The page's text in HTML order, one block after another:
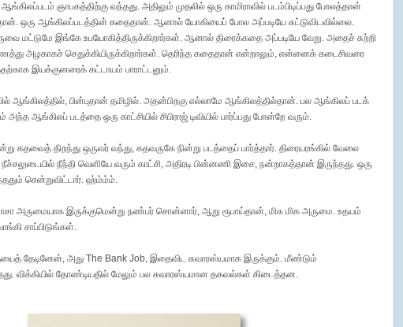
ஞாபகத்திற்கு வந்தது. அதிலும் முதலில் ஒரு காமிராவில் படம்பிடிப்பது போலத்தான்
ஒரு ஆங்கிலப்படத்தின் கதைதான். ஆனால் யோகியைப் போல அப்படியே சுட்டுவிடவில்லை.
மட்டுமே இங்கே உபயோகித்திருக்கிறார்கள். ஆனால் திரைக்கதை அப்படியே வேறு. அதைச் சுற்றி
அழகாகச் செதுக்கியிருக்கிறார்கள். தெரிந்த கதைதான் என்றாலும், என்னைக் கடைசிவரை
இயக்குனரைக் கட்டாயம் பாராட்டனும்.
ஆங்கிலத்தில், பின்புதான் தமிழில். அதன்பிறகு எல்லாமே ஆங்கிலத்தில்தான். பல ஆங்கிலப் படக்
ஆங்கிலப் படத்தை ஒரு காட்சியில் சிபிராஜ் டிவியில் பார்ப்பது போன்றே வரும்.
கதவைத் திறந்து ஒருவர் வந்து, கதவருகே நின்று படத்தைப் பார்த்தார். திரையரங்கில் வேலை
நீந்தி வெளியே வரும் காட்சி, அதிரடி பின்னணி இசை, நன்றாகத்தான் இருந்தது. ஒரு
சென்றுவிட்டார். ஹ்ம்ம்ம்.
அருமையாக இருக்குமென்று நண்பர் சொன்னார், ஆறு ரூபாய்தான், மிக மிக அருமை. உதயம்
சாப்பிடுங்கள்.
தேடினேன், அது The Bank Job, இதைவிட சுவாரஸ்யமாக இருக்கும். மீண்டும்
விக்கியில் தோண்டியதில் மேலும் பல சுவாரஸ்யமான தகவல்கள் கிடைத்தன.